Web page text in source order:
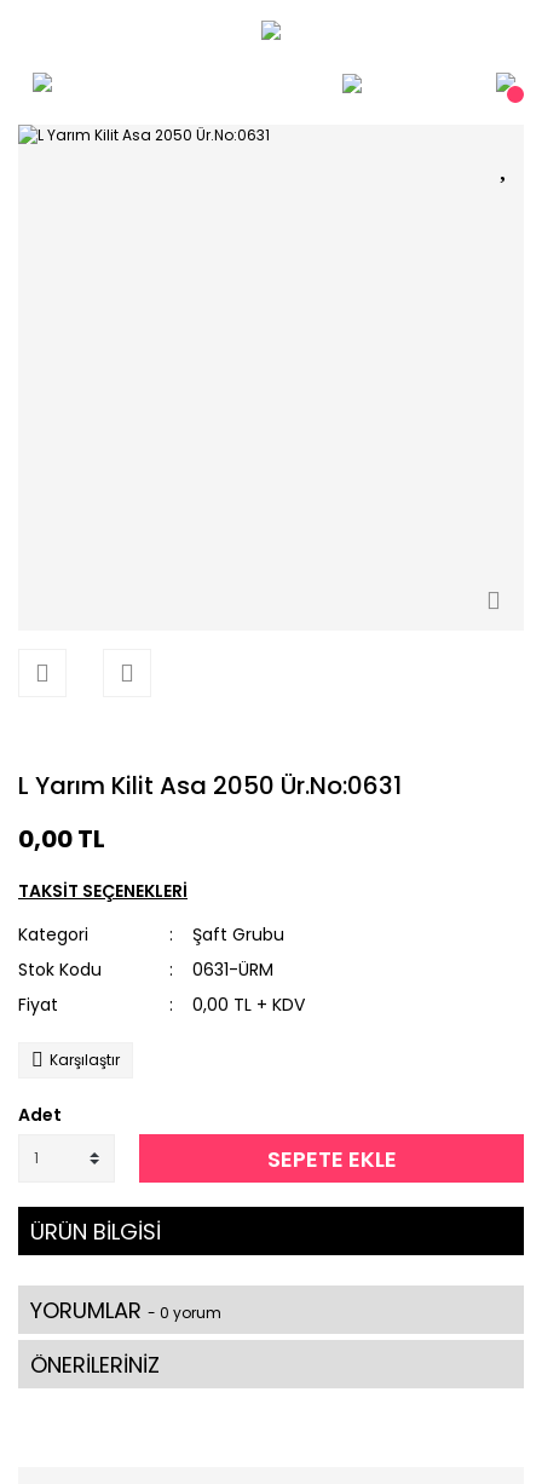
L Yarım Kilit Asa 2050 Ür.No:0631
0,00 TL
TAKSİT SEÇENEKLERİ
Kategori
Şaft Grubu
Stok Kodu
0631-ÜRM
Fiyat
0,00 TL + KDV
Karşılaştır
Adet
SEPETE EKLE
ÜRÜN BİLGİSİ
YORUMLAR - 0 yorum
ÖNERİLERİNİZ